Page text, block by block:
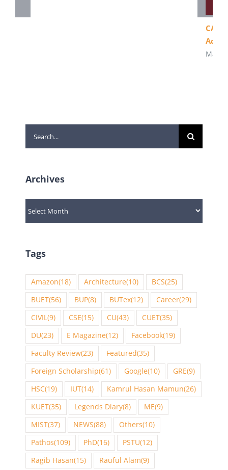
CA –
May
Search
for:
Archives
Archives
Tags
Amazon(18) Architecture(10) BCS(25)
BUET(56) BUP(8) BUTex(12) Career(29)
CIVIL(9) CSE(15) CU(43) CUET(35)
DU(23) E Magazine(12) Facebook(19)
Faculty Review(23) Featured(35)
Foreign Scholarship(61) Google(10) GRE(9)
HSC(19) IUT(14) Kamrul Hasan Mamun(26)
KUET(35) Legends Diary(8) ME(9)
MIST(37) NEWS(88) Others(10)
Pathos(109) PhD(16) PSTU(12)
Ragib Hasan(15) Rauful Alam(9)